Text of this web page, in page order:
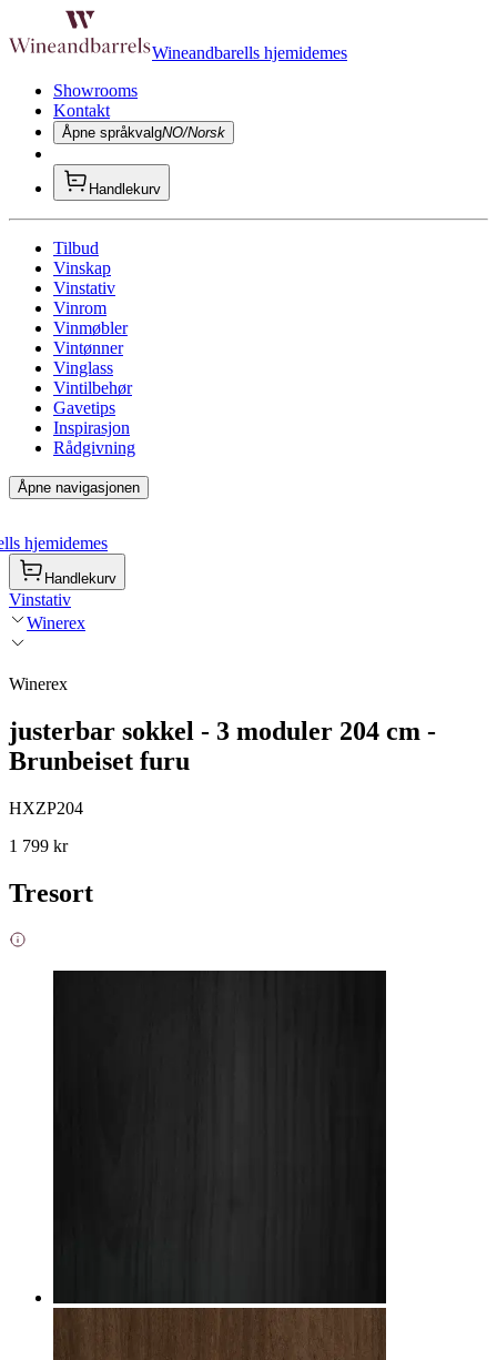
Wineandbarells hjemidemes
Showrooms
Kontakt
Åpne språkvalgNO/Norsk
Handlekurv
Tilbud
Vinskap
Vinstativ
Vinrom
Vinmøbler
Vintønner
Vinglass
Vintilbehør
Gavetips
Inspirasjon
Rådgivning
Åpne navigasjonen
hjemidemes
Handlekurv
Vinstativ
Winerex
Winerex
justerbar sokkel - 3 moduler 204 cm -
Brunbeiset furu
HXZP204
1 799 kr
Tresort